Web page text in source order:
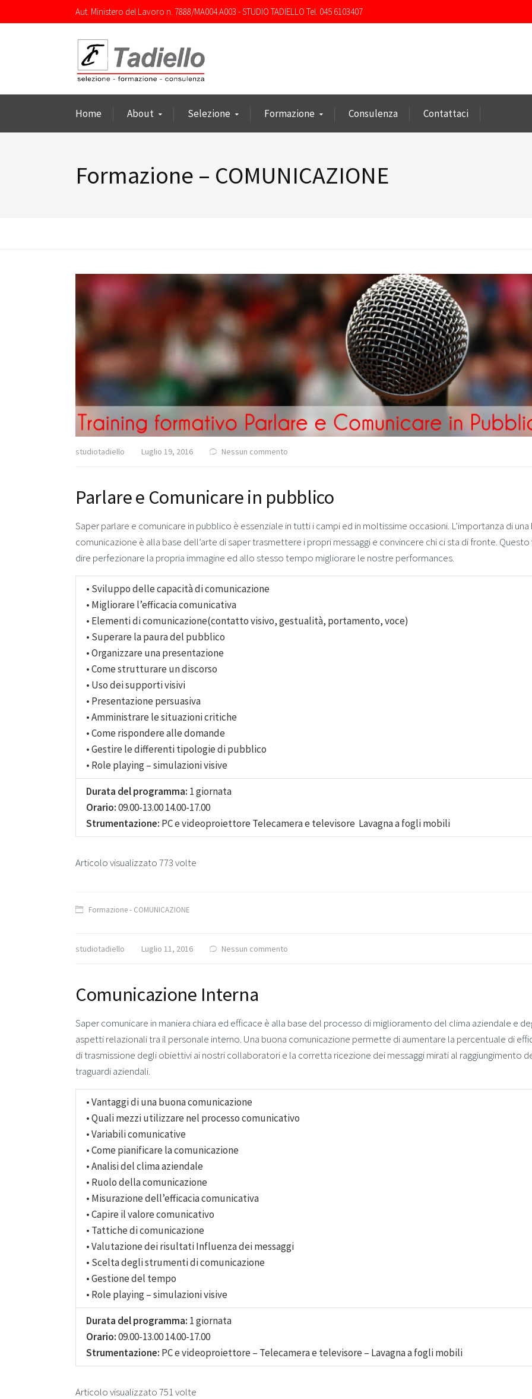
Aut. Ministero del Lavoro n. 7888/MA004.A003 - STUDIO TADIELLO Tel. 045 6103407
Home About Selezione Formazione Consulenza Contattaci
Formazione – COMUNICAZIONE
studiotadiello Luglio 19, 2016 Nessun commento
Parlare e Comunicare in pubblico
Saper parlare e comunicare in pubblico è essenziale in tutti i campi ed in moltissime occasioni. L’importanza di una
comunicazione è alla base dell’arte di saper trasmettere i propri messaggi e convincere chi ci sta di fronte.
dire perfezionare la propria immagine ed allo stesso tempo migliorare le nostre performances.
• Sviluppo delle capacità di comunicazione
• Migliorare l’efficacia comunicativa
• Elementi di comunicazione(contatto visivo, gestualità, portamento, voce)
• Superare la paura del pubblico
• Organizzare una presentazione
• Come strutturare un discorso
• Uso dei supporti visivi
• Presentazione persuasiva
• Amministrare le situazioni critiche
• Come rispondere alle domande
• Gestire le differenti tipologie di pubblico
• Role playing – simulazioni visive
Durata del programma: 1 giornata
Orario:09.00-13.00 14.00-17.00
Strumentazione: PC e videoproiettore Telecamera e televisore Lavagna a fogli mobili
Articolo visualizzato 773 volte
Formazione - COMUNICAZIONE
studiotadiello Luglio 11, 2016 Nessun commento
Comunicazione Interna
Saper comunicare in maniera chiara ed efficace è alla base del processo di miglioramento del clima aziendale e
aspetti relazionali tra il personale interno. Una buona comunicazione permette di aumentare la percentuale di
di trasmissione degli obiettivi ai nostri collaboratori e la corretta ricezione dei messaggi mirati al raggiungimento
traguardi aziendali.
• Vantaggi di una buona comunicazione
• Quali mezzi utilizzare nel processo comunicativo
• Variabili comunicative
• Come pianificare la comunicazione
• Analisi del clima aziendale
• Ruolo della comunicazione
• Misurazione dell’efficacia comunicativa
• Capire il valore comunicativo
• Tattiche di comunicazione
• Valutazione dei risultati Influenza dei messaggi
• Scelta degli strumenti di comunicazione
• Gestione del tempo
• Role playing – simulazioni visive
Durata del programma: 1 giornata
Orario:09.00-13.00 14.00-17.00
Strumentazione: PC e videoproiettore – Telecamera e televisore – Lavagna a fogli mobili
Articolo visualizzato 751 volte